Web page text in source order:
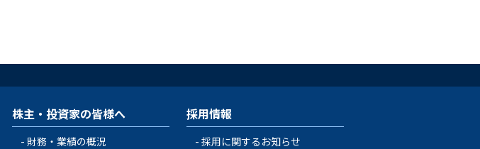
株主・投資家の皆様へ
財務・業績の概況
採用情報
採用に関するお知らせ